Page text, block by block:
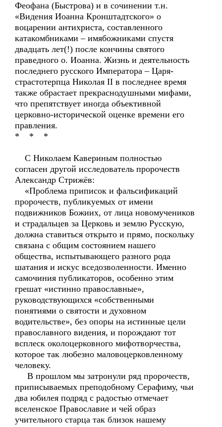
Феофана (Быстрова) и в сочинении т.н.
«Видения Иоанна Кронштадтского» о
воцарении антихриста, составленного
катакомбниками – имябожниками спустя
двадцать лет(!) после кончины святого
праведного о. Иоанна. Жизнь и деятельность
последнего русского Императора – Царя-
страстотерпца Николая II в последнее время
также обрастает прекраснодушными мифами,
что препятствует иногда объективной
церковно-исторической оценке времени его
правления.
* * *
С Николаем Кавериным полностью
согласен другой исследователь пророчеств
Александр Стрижёв:
«Проблема приписок и фальсификаций
пророчеств, публикуемых от имени
подвижников Божиих, от лица новомучеников
и страдальцев за Церковь и землю Русскую,
должна ставиться открыто и прямо, поскольку
связана с общим состоянием нашего
общества, испытывающего разного рода
шатания и искус вседозволенности. Именно
самочиния публикаторов, особенно этим
грешат «истинно православные»,
руководствующихся «собственными
понятиями о святости и духовном
водительстве», без опоры на истинные цели
православного видения, и порождают тот
всплеск околоцерковного мифотворчества,
которое так любезно маловоцерковленному
человеку.
В прошлом мы затронули ряд пророчеств,
приписываемых преподобному Серафиму, чьи
два юбилея подряд с радостью отмечает
вселенское Православие и чей образ
учительного старца так близок нашему